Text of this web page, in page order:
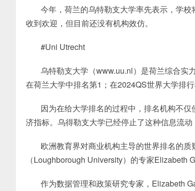
今年，荷兰的乌特勒支大学率先表示，学
收到欢迎，但目前还没有机构效仿。
#Uni Utrecht
乌特勒支大学（www.uu.nl）是荷兰综合实
在荷兰大学中排名第1；在2024QS世界大学排
因为在给大学排名的过程中，排名机构不
济指标。乌得勒支大学已经停止了这种信息流
欧洲教育界对商业机构主导的世界排名的
（Loughborough University）的专家Elizabeth
作为数据管理和政策研究专家，Elizabeth